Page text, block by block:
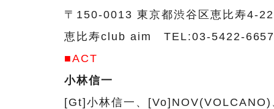
〒150-0013 東京都渋谷区恵比寿
恵比寿club aim TEL:03-5422-
■ACT
小林信一
[Gt]小林信一、